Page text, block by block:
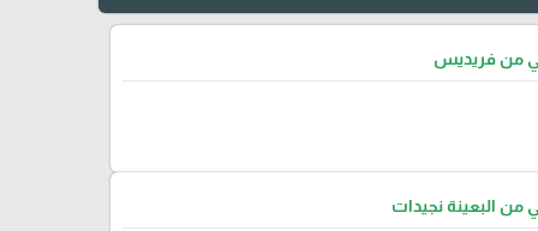
من فريديس
من البعينة نجيدات